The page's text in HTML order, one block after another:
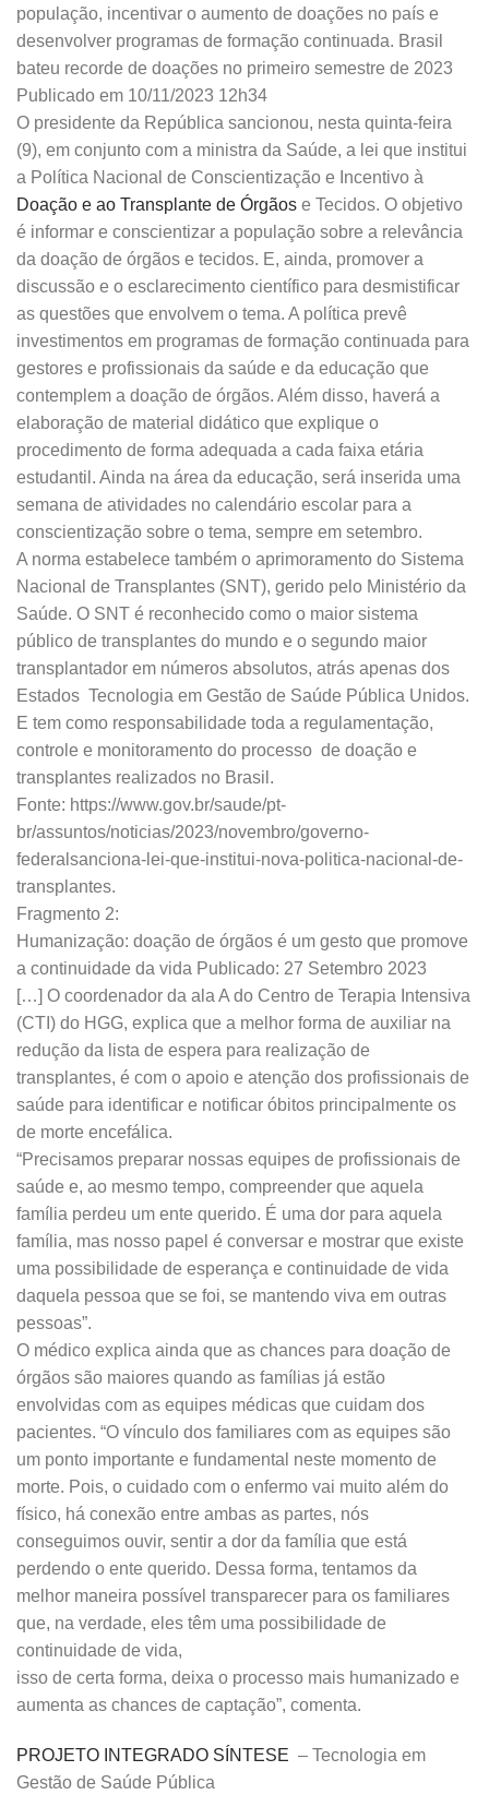
população, incentivar o aumento de doações no país e
desenvolver programas de formação continuada. Brasil
bateu recorde de doações no primeiro semestre de 2023
Publicado em 10/11/2023 12h34
O presidente da República sancionou, nesta quinta-feira
(9), em conjunto com a ministra da Saúde, a lei que institui
a Política Nacional de Conscientização e Incentivo à
Doação e ao Transplante de Órgãos e Tecidos. O objetivo
é informar e conscientizar a população sobre a relevância
da doação de órgãos e tecidos. E, ainda, promover a
discussão e o esclarecimento científico para desmistificar
as questões que envolvem o tema. A política prevê
investimentos em programas de formação continuada para
gestores e profissionais da saúde e da educação que
contemplem a doação de órgãos. Além disso, haverá a
elaboração de material didático que explique o
procedimento de forma adequada a cada faixa etária
estudantil. Ainda na área da educação, será inserida uma
semana de atividades no calendário escolar para a
conscientização sobre o tema, sempre em setembro.
A norma estabelece também o aprimoramento do Sistema
Nacional de Transplantes (SNT), gerido pelo Ministério da
Saúde. O SNT é reconhecido como o maior sistema
público de transplantes do mundo e o segundo maior
transplantador em números absolutos, atrás apenas dos
Estados Tecnologia em Gestão de Saúde Pública Unidos.
E tem como responsabilidade toda a regulamentação,
controle e monitoramento do processo de doação e
transplantes realizados no Brasil.
Fonte: https://www.gov.br/saude/pt-
br/assuntos/noticias/2023/novembro/governo-
federalsanciona-lei-que-institui-nova-politica-nacional-de-
transplantes.
Fragmento 2:
Humanização: doação de órgãos é um gesto que promove
a continuidade da vida Publicado: 27 Setembro 2023
[…] O coordenador da ala A do Centro de Terapia Intensiva
(CTI) do HGG, explica que a melhor forma de auxiliar na
redução da lista de espera para realização de
transplantes, é com o apoio e atenção dos profissionais de
saúde para identificar e notificar óbitos principalmente os
de morte encefálica.
“Precisamos preparar nossas equipes de profissionais de
saúde e, ao mesmo tempo, compreender que aquela
família perdeu um ente querido. É uma dor para aquela
família, mas nosso papel é conversar e mostrar que existe
uma possibilidade de esperança e continuidade de vida
daquela pessoa que se foi, se mantendo viva em outras
pessoas”.
O médico explica ainda que as chances para doação de
órgãos são maiores quando as famílias já estão
envolvidas com as equipes médicas que cuidam dos
pacientes. “O vínculo dos familiares com as equipes são
um ponto importante e fundamental neste momento de
morte. Pois, o cuidado com o enfermo vai muito além do
físico, há conexão entre ambas as partes, nós
conseguimos ouvir, sentir a dor da família que está
perdendo o ente querido. Dessa forma, tentamos da
melhor maneira possível transparecer para os familiares
que, na verdade, eles têm uma possibilidade de
continuidade de vida,
isso de certa forma, deixa o processo mais humanizado e
aumenta as chances de captação”, comenta.
PROJETO INTEGRADO SÍNTESE – Tecnologia em
Gestão de Saúde Pública